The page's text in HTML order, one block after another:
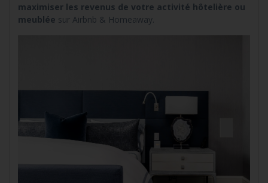
maximiser les revenus de votre activité hôtelière ou
meublée sur Airbnb & Homeaway.